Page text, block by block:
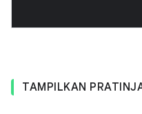
TAMPILKAN